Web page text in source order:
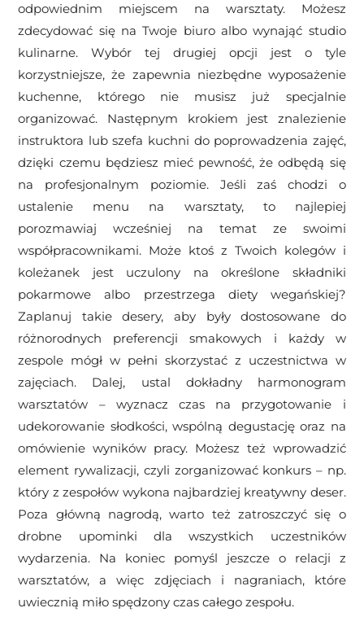
odpowiednim miejscem na warsztaty. Możesz
zdecydować się na Twoje biuro albo wynająć studio
kulinarne. Wybór tej drugiej opcji jest o tyle
korzystniejsze, że zapewnia niezbędne wyposażenie
kuchenne, którego nie musisz już specjalnie
organizować. Następnym krokiem jest znalezienie
instruktora lub szefa kuchni do poprowadzenia zajęć,
dzięki czemu będziesz mieć pewność, że odbędą się
na profesjonalnym poziomie. Jeśli zaś chodzi o
ustalenie menu na warsztaty, to najlepiej
porozmawiaj wcześniej na temat ze swoimi
współpracownikami. Może ktoś z Twoich kolegów i
koleżanek jest uczulony na określone składniki
pokarmowe albo przestrzega diety wegańskiej?
Zaplanuj takie desery, aby były dostosowane do
różnorodnych preferencji smakowych i każdy w
zespole mógł w pełni skorzystać z uczestnictwa w
zajęciach. Dalej, ustal dokładny harmonogram
warsztatów – wyznacz czas na przygotowanie i
udekorowanie słodkości, wspólną degustację oraz na
omówienie wyników pracy. Możesz też wprowadzić
element rywalizacji, czyli zorganizować konkurs – np.
który z zespołów wykona najbardziej kreatywny deser.
Poza główną nagrodą, warto też zatroszczyć się o
drobne upominki dla wszystkich uczestników
wydarzenia. Na koniec pomyśl jeszcze o relacji z
warsztatów, a więc zdjęciach i nagraniach, które
uwiecznią miło spędzony czas całego zespołu.